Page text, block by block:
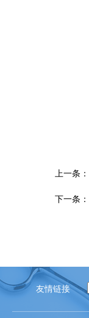
上一条：
下一条：
友情链接